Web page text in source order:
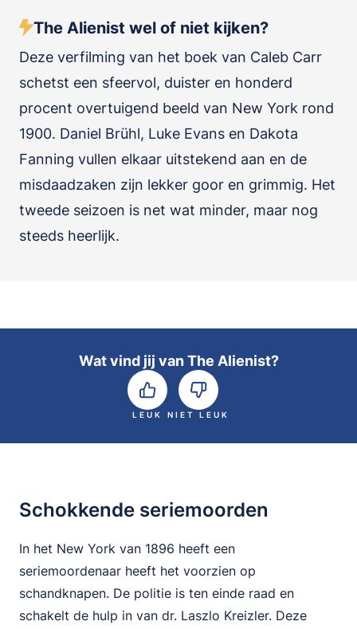
The Alienist wel of niet kijken?
Deze verfilming van het boek van Caleb Carr
schetst een sfeervol, duister en honderd
procent overtuigend beeld van New York rond
1900. Daniel Brühl, Luke Evans en Dakota
Fanning vullen elkaar uitstekend aan en de
misdaadzaken zijn lekker goor en grimmig. Het
tweede seizoen is net wat minder, maar nog
steeds heerlijk.
Wat vind jij van The Alienist?
LEUK NIET LEUK
Schokkende seriemoorden
In het New York van 1896 heeft een
seriemoordenaar heeft het voorzien op
schandknapen. De politie is ten einde raad en
schakelt de hulp in van dr. Laszlo Kreizler. Deze